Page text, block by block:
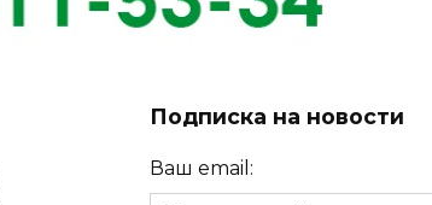
Подписка на новости
Ваш email: